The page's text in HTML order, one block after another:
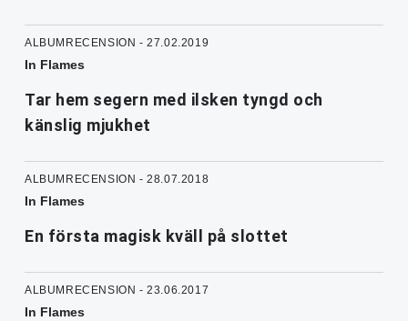
ALBUMRECENSION - 27.02.2019
In Flames
Tar hem segern med ilsken tyngd och
känslig mjukhet
ALBUMRECENSION - 28.07.2018
In Flames
En första magisk kväll på slottet
ALBUMRECENSION - 23.06.2017
In Flames